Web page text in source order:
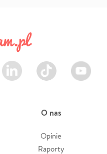
LinkedIn TikTok Youtube
O nas
Opinie
Raporty